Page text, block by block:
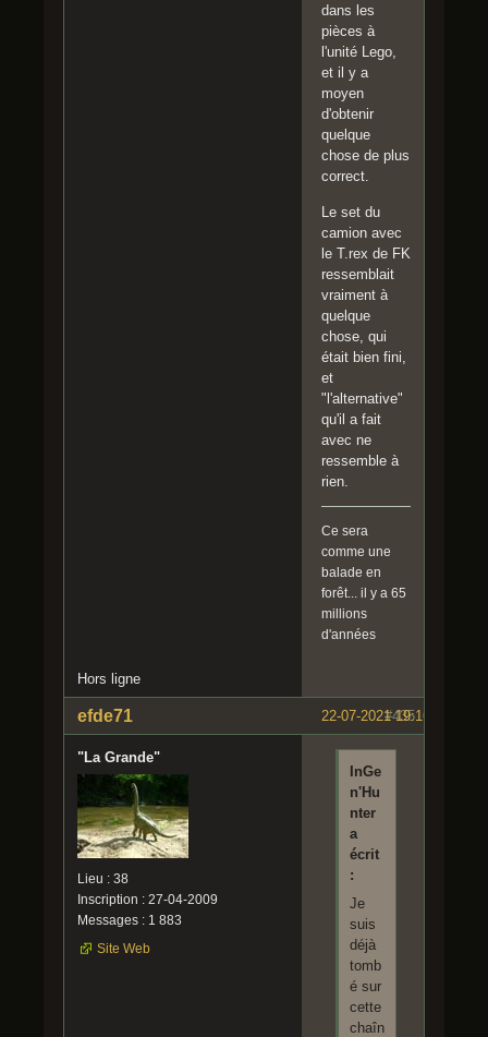
dans les
pièces à
l'unité Lego,
et il y a
moyen
d'obtenir
quelque
chose de plus
correct.
Le set du
camion avec
le T.rex de FK
ressemblait
vraiment à
quelque
chose, qui
était bien fini,
et
"l'alternative"
qu'il a fait
avec ne
ressemble à
rien.
Ce sera
comme une
balade en
forêt... il y a 65
millions
d'années
Hors ligne
#435
22-07-2021 19:16:06
efde71
"La Grande"
Lieu : 38
Inscription : 27-04-2009
Messages : 1 883
Site Web
InGe
n'Hu
nter
a
écrit
:
Je
suis
déjà
tomb
é sur
cette
chaîn